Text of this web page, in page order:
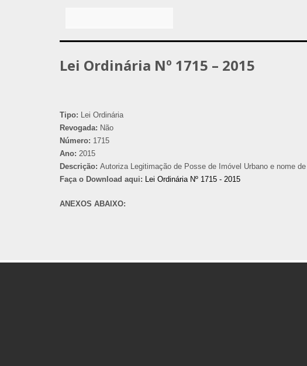
Lei Ordinária Nº 1715 – 2015
Tipo: Lei Ordinária
Revogada: Não
Número: 1715
Ano: 2015
Descrição: Autoriza Legitimação de Posse de Imóvel Urbano e nome
Faça o Download aqui: Lei Ordinária Nº 1715 - 2015
ANEXOS ABAIXO: